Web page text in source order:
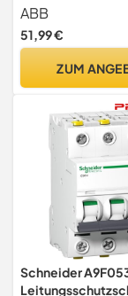
1STK
ABB
51,99 €
ZUM
Schneider